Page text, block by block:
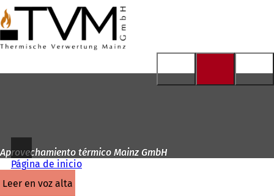
Saltar al contenido
la
página
de
inicio
Aprovechamiento térmico Mainz GmbH
Página de inicio
leer en voz alta